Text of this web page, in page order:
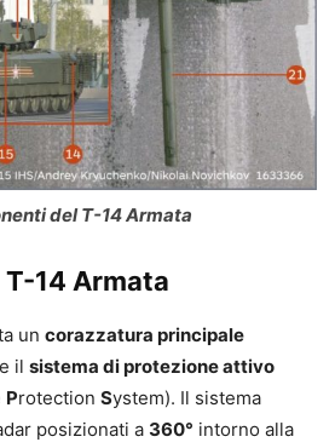
del T-14 Armata
14 Armata
un corazzatura principale
e il sistema di protezione attivo
Protection System). Il sistema
posizionati a 360° intorno alla